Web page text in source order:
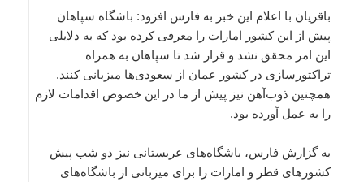
باقریان با اعلام این خبر به فارس افزود: باشگاه سپاهان
پیش از این کشور امارات را معرفی کرده بود که به دلایلی
این امر محقق نشد و قرار شد تا سپاهان به همراه
تراکتورسازی در کشور عمان از سعودی‌ها میزبانی کنند.
همچنین ذوب‌آهن نیز پیش از ما در این خصوص اقدامات لازم
را به عمل آورده بود.
به گزارش فارس، باشگاه‌های عربستانی نیز دو شب پیش
کشورهای قطر و امارات را برای میزبانی از باشگاه‌های